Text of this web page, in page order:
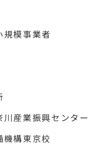
模事業者
業振興センター
東京校